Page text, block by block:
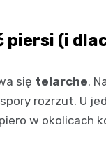
piersi (i
się telarche.
rozrzut. U
w okolicach